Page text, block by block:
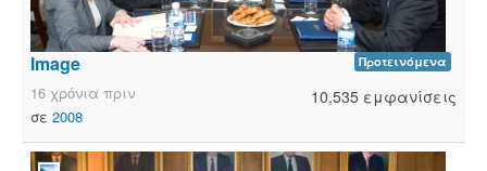
Προτεινόμενα
Image
10,535 εμφανίσεις
16 χρόνια πριν
σε 2008